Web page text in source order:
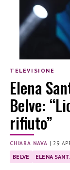
TELEVISIONE
Elena
Belve:
rifiuto”
CHIARA NAVA |29
BELVE ELENA